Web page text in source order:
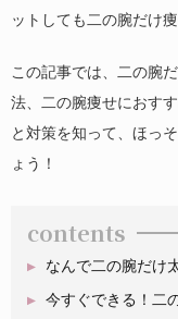
ットしても二の腕だけ
この記事では、二の腕
法、二の腕痩せにおす
と対策を知って、ほっ
ょう！
contents
なんで二の腕だけ
今すぐできる！二